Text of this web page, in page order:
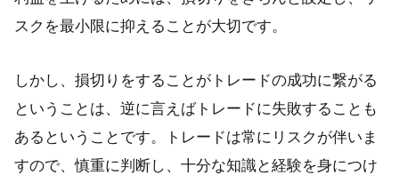
スクを最小限に抑えることが大切です。
しかし、損切りをすることがトレードの成功に繋がる
ということは、逆に言えばトレードに失敗することも
あるということです。トレードは常にリスクが伴いま
すので、慎重に判断し、十分な知識と経験を身につけ